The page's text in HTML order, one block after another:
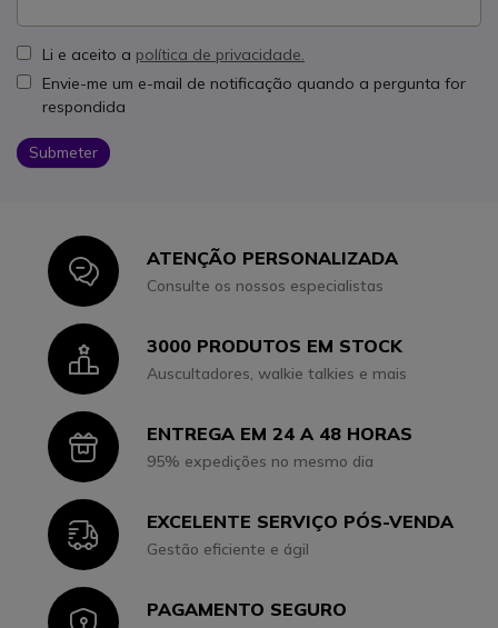
Li e aceito a política de privacidade.
Envie-me um e-mail de notificação quando a pergunta for
respondida
Submeter
IconATENÇÃO PERSONALIZADA
Consulte os nossos especialistas
Icon3000 PRODUTOS EM STOCK
Auscultadores, walkie talkies e mais
IconENTREGA EM 24 A 48 HORAS
95% expedições no mesmo dia
IconEXCELENTE SERVIÇO PÓS-VENDA
Gestão eficiente e ágil
PAGAMENTO SEGURO